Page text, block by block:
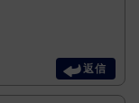
返信